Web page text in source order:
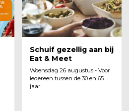
Schuif gezellig aan bij
Eat & Meet
Woensdag 26 augustus - Voor
iedereen tussen de 30 en 65
jaar